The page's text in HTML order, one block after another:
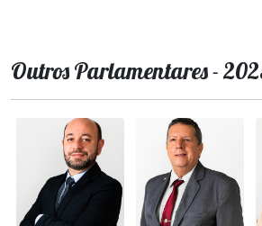
Outros Parlamentares -